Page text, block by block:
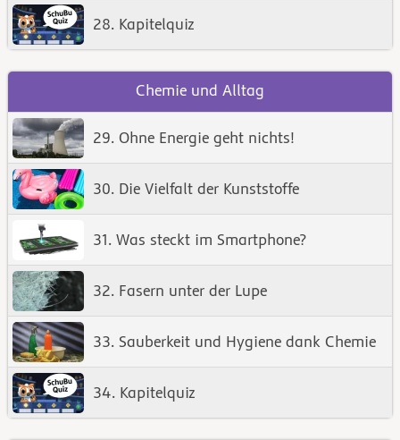
28. Kapitelquiz
Chemie und Alltag
29. Ohne Energie geht nichts!
30. Die Vielfalt der Kunststoffe
31. Was steckt im Smartphone?
32. Fasern unter der Lupe
33. Sauberkeit und Hygiene dank Chemie
34. Kapitelquiz